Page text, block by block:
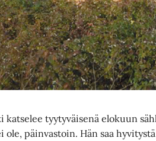
tyytyväisenä elokuun
ole, päinvastoin. Hän saa